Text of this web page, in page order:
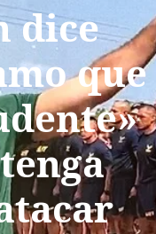
dice
que